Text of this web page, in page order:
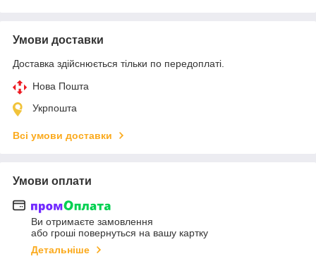
Умови доставки
Доставка здійснюється тільки по передоплаті.
Нова Пошта
Укрпошта
Всі умови доставки
Умови оплати
Ви отримаєте замовлення
або гроші повернуться на вашу картку
Детальніше